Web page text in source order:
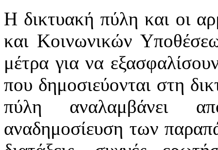
Η δικτυακή πύλη και οι
και Κοινωνικών
μέτρα για να
που δημοσιεύονται στη
πύλη αναλαμβάνει
αναδημοσίευση των